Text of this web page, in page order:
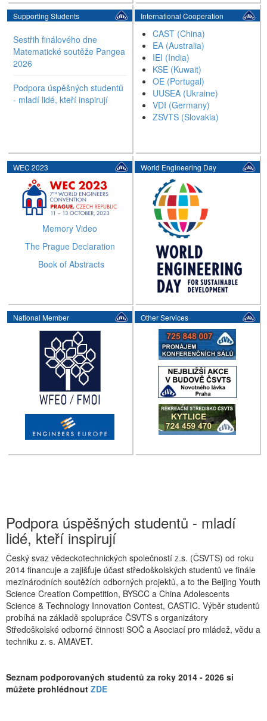
Supporting Students
Sestřih finálového dne
Matematické soutěže Pangea
2026
Podpora úspěšných studentů
- mladí lidé, kteří inspirují
International Cooperation
CAST (China)
EA (Australia)
IEI (India)
KSE (Kuwait)
OE (Portugal)
UUSEA (Ukraine)
VDI (Germany)
ZSVTS (Slovakia)
WEC 2023
Memory Video
The Prague Declaration
Book of Abstracts
National Member
World Engineering Day
Other Services
Podpora úspěšných studentů - mladí
lidé, kteří inspirují
Český svaz vědeckotechnických společností z.s. (ČSVTS) od roku
2014 financuje a zajišťuje účast středoškolských studentů ve finále
mezinárodních soutěžích odborných projektů, a to the Beijing Youth
Science Creation Competition, BYSCC a China Adolescents
Science & Technology Innovation Contest, CASTIC. Výběr studentů
probíhá na základě spolupráce ČSVTS s organizátory
Středoškolské odborné činnosti SOČ a Asociací pro mládež, vědu a
techniku z. s. AMAVET.
Seznam podporovaných studentů za roky 2014 - 2026 si
můžete prohlédnout ZDE